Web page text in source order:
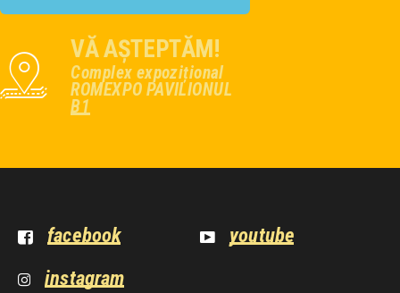
VĂ AȘTEPTĂM!
Complex expozițional
ROMEXPO PAVILIONUL
B1
facebook
youtube
instagram